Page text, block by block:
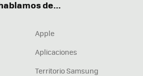
de...
Apple
Aplicaciones
Territorio Samsung